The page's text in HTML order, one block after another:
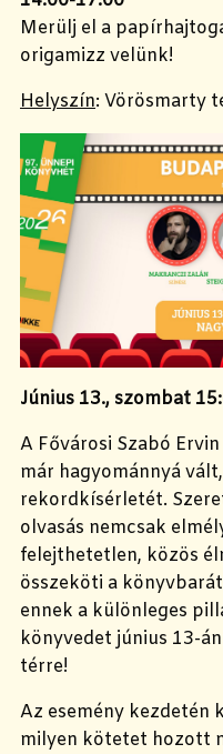
Merülj el a
origamizz velünk!
Helyszín: Vörösmarty
Június 13., szombat
A Fővárosi Szabó
már hagyománnyá
rekordkísérletét.
olvasás nemcsak
felejthetetlen, közös
összeköti a
ennek a különleges
könyvedet június 13-
térre!
Az esemény kezdetén
milyen kötetet hozott